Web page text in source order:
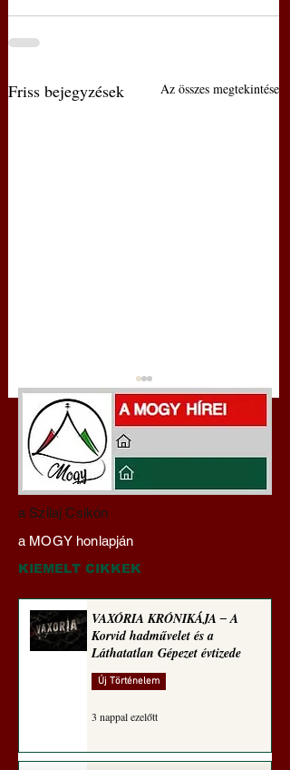
Friss bejegyzések Az összes megtekintése
Darai Lajos:
Naplóbölcsességeim
(2024)
a Szilaj Csikón
a MOGY honlapján
KIEMELT CIKKEK
VAXÓRIA KRÓNIKÁJA ‒ A
Korvid hadművelet és a
Láthatatlan Gépezet évtizede
Új Történelem
3 nappal ezelőtt